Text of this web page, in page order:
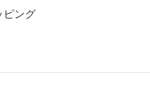
ピング